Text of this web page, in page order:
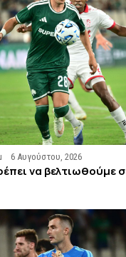
6 Αυγούστου, 2026
να βελτιωθούμε